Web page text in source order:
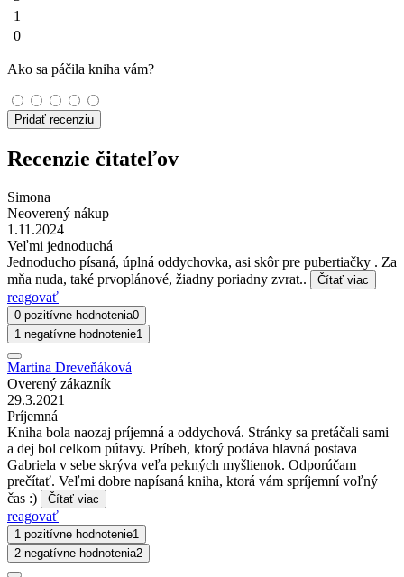
1
0
Ako sa páčila kniha vám?
Pridať recenziu
Recenzie čitateľov
Simona
Neoverený nákup
1.11.2024
Veľmi jednoduchá
Jednoducho písaná, úplná oddychovka, asi skôr pre pubertiačky . Za
mňa nuda, také prvoplánové, žiadny poriadny zvrat..
Čítať viac
reagovať
0 pozitívne hodnotenia0
1 negatívne hodnotenie1
Martina Dreveňáková
Overený zákazník
29.3.2021
Príjemná
Kniha bola naozaj príjemná a oddychová. Stránky sa pretáčali sami
a dej bol celkom pútavy. Príbeh, ktorý podáva hlavná postava
Gabriela v sebe skrýva veľa pekných myšlienok. Odporúčam
prečítať. Veľmi dobre napísaná kniha, ktorá vám spríjemní voľný
čas :)
Čítať viac
reagovať
1 pozitívne hodnotenie1
2 negatívne hodnotenia2